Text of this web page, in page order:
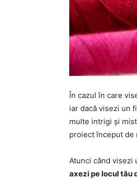
În cazul în care
iar dacă visezi un
multe intrigi și
proiect început de
Atunci când visezi
axezi pe locul tău